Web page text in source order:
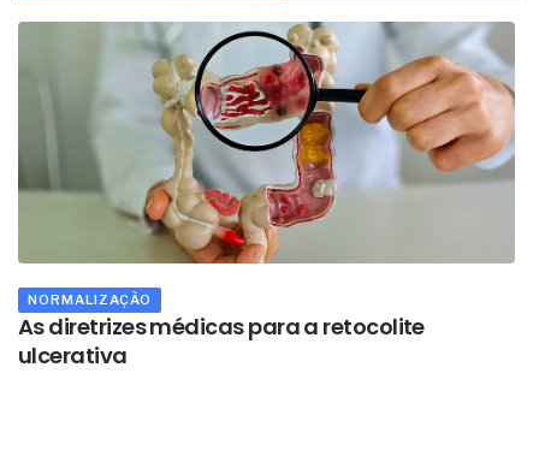
NORMALIZAÇÃO
As diretrizes médicas para a retocolite
ulcerativa